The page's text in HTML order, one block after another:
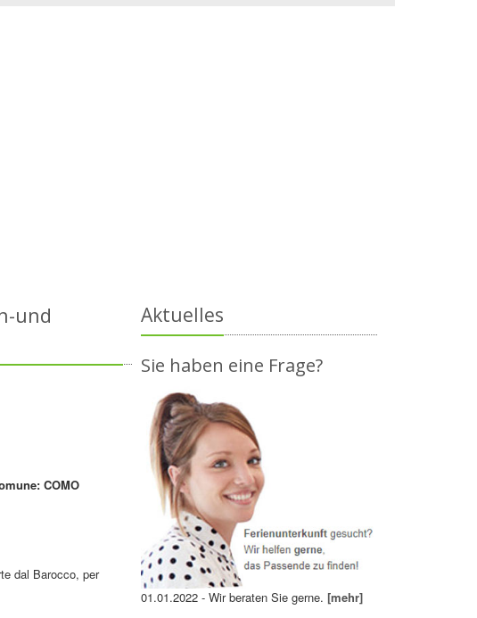
und
COMO
dal Barocco, per
Aktuelles
Sie haben eine Frage?
01.01.2022 - Wir beraten Sie gerne. [mehr]